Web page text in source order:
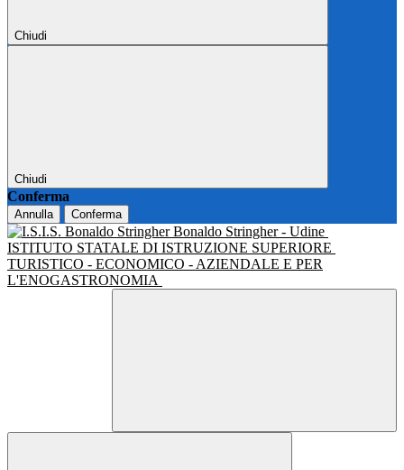
Chiudi
Chiudi
Conferma
Annulla Conferma
Bonaldo Stringher - Udine
ISTITUTO STATALE DI ISTRUZIONE SUPERIORE
TURISTICO - ECONOMICO - AZIENDALE E PER
L'ENOGASTRONOMIA